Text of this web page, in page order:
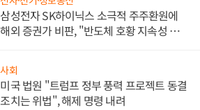
삼성전자 SK하이닉스 소극적 주주환원에
해외 증권가 비판, "반도체 호황 지속성 의
사회
미국 법원 "트럼프 정부 풍력 프로젝트 동결
조치는 위법", 해제 명령 내려